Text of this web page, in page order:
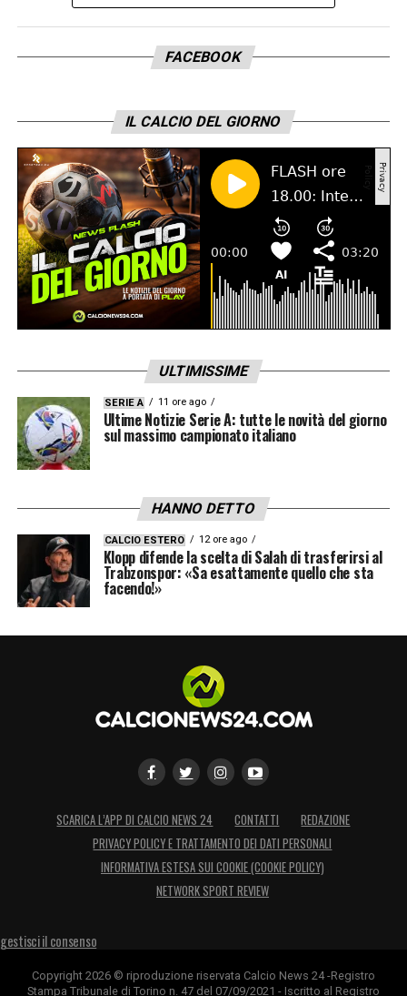
FACEBOOK
IL CALCIO DEL GIORNO
ULTIMISSIME
SERIE A 11 ore ago
Ultime Notizie Serie A: tutte le novità del giorno
sul massimo campionato italiano
HANNO DETTO
CALCIO ESTERO 12 ore ago
Klopp difende la scelta di Salah di trasferirsi al
Trabzonspor: «Sa esattamente quello che sta
facendo!»
SCARICA L’APP DI CALCIO NEWS 24 CONTATTI
REDAZIONE
PRIVACY POLICY E TRATTAMENTO DEI DATI PERSONALI
INFORMATIVA ESTESA SUI COOKIE (COOKIE POLICY)
NETWORK SPORT REVIEW
gestisci il consenso
Copyright 2026 © riproduzione riservata Calcio News 24 -Registro
Stampa Tribunale di Torino n. 47 del 07/09/2021 - Iscritto al Registro